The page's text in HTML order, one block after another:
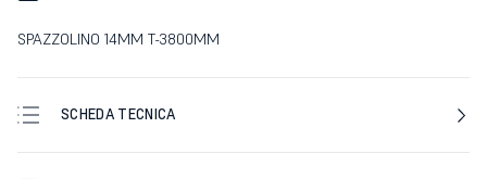
SPAZZOLINO 14MM T-3800MM
SCHEDA TECNICA